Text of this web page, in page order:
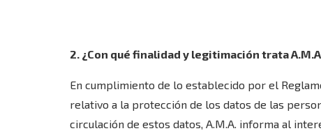
2. ¿Con qué finalidad y legitimación trata
En cumplimiento de lo establecido por el
relativo a la protección de los datos de las
circulación de estos datos, A.M.A. informa al